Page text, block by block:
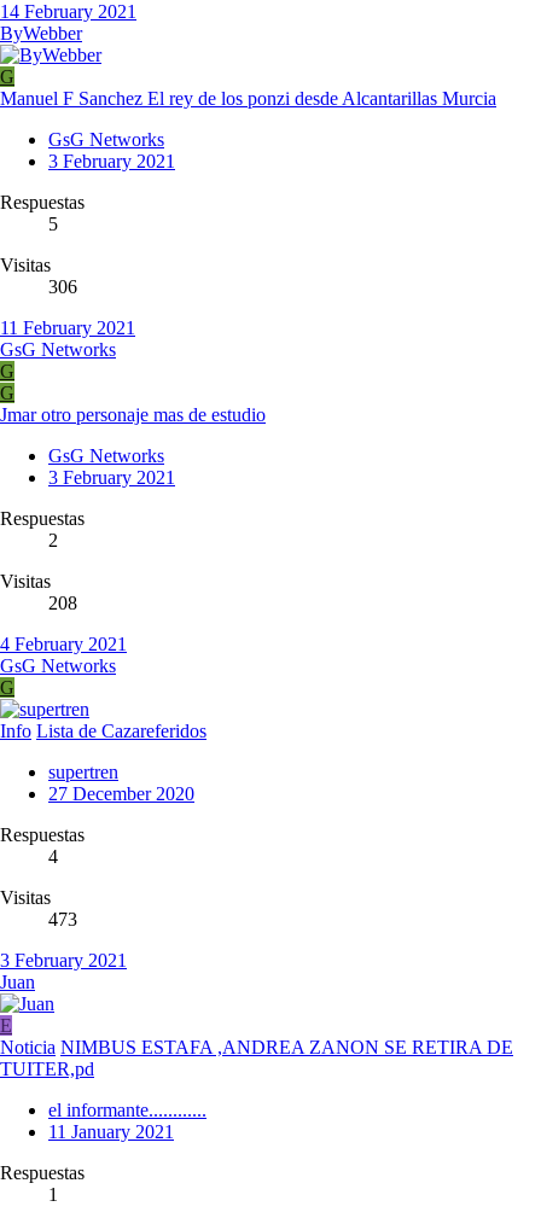
14 February 2021
ByWebber
G
Manuel F Sanchez El rey de los ponzi desde Alcantarillas Murcia
GsG Networks
3 February 2021
Respuestas
5
Visitas
306
11 February 2021
GsG Networks
G
G
Jmar otro personaje mas de estudio
GsG Networks
3 February 2021
Respuestas
2
Visitas
208
4 February 2021
GsG Networks
G
Info Lista de Cazareferidos
supertren
27 December 2020
Respuestas
4
Visitas
473
3 February 2021
Juan
E
Noticia NIMBUS ESTAFA ,ANDREA ZANON SE RETIRA DE
TUITER,pd
el informante............
11 January 2021
Respuestas
1